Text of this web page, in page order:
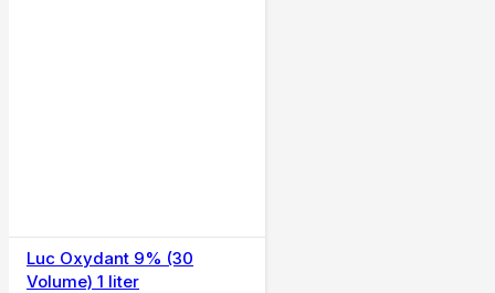
Luc Oxydant 9% (30
Volume) 1 liter